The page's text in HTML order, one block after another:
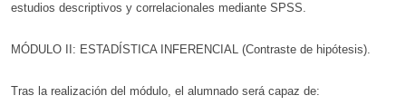
estudios descriptivos y correlacionales mediante SPSS.
MÓDULO II: ESTADÍSTICA INFERENCIAL (Contraste de hipótesis).
Tras la realización del módulo, el alumnado será capaz de: